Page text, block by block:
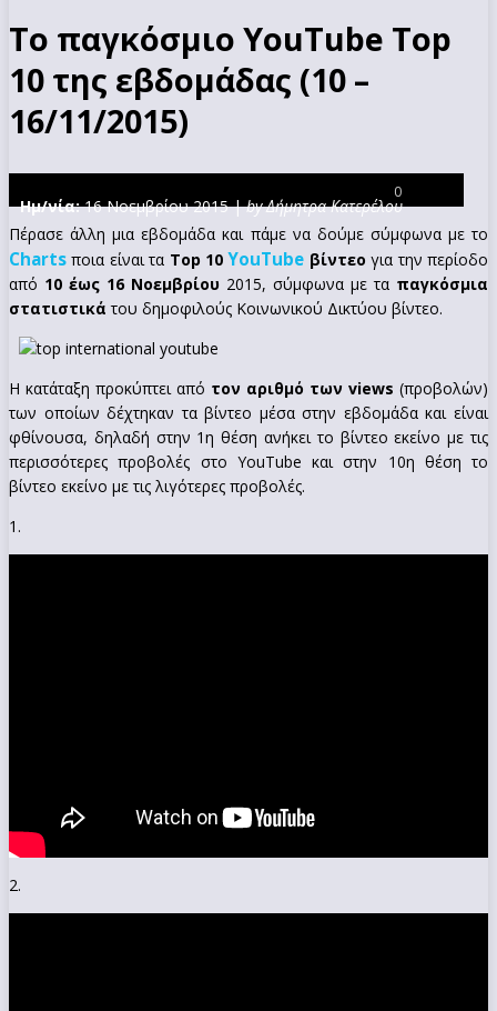
Το παγκόσμιο YouTube Top
10 της εβδομάδας (10 –
16/11/2015)
Ημ/νία:16 Νοεμβρίου 2015 |by Δήμητρα Κατερέλου
0
Πέρασε άλλη μια εβδομάδα και πάμε να δούμε σύμφωνα με το
Charts ποια είναι τα Top 10YouTube βίντεο για την περίοδο
από 10 έως 16 Νοεμβρίου 2015, σύμφωνα με τα παγκόσμια
στατιστικά του δημοφιλούς Κοινωνικού Δικτύου βίντεο.
Η κατάταξη προκύπτει από τον αριθμό των views (προβολών)
των οποίων δέχτηκαν τα βίντεο μέσα στην εβδομάδα και είναι
φθίνουσα, δηλαδή στην 1η θέση ανήκει το βίντεο εκείνο με τις
περισσότερες προβολές στο YouTube και στην 10η θέση το
βίντεο εκείνο με τις λιγότερες προβολές.
1.
2.